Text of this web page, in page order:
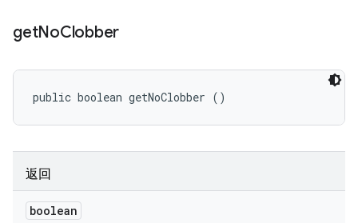
getNoClobber
public boolean getNoClobber ()
返回
boolean